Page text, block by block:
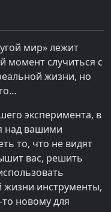
мир» лежит
момент случиться с
жизни, но
эксперимента, в
над вашими
то, что не видят
вас, решить
инструменты,
новому для